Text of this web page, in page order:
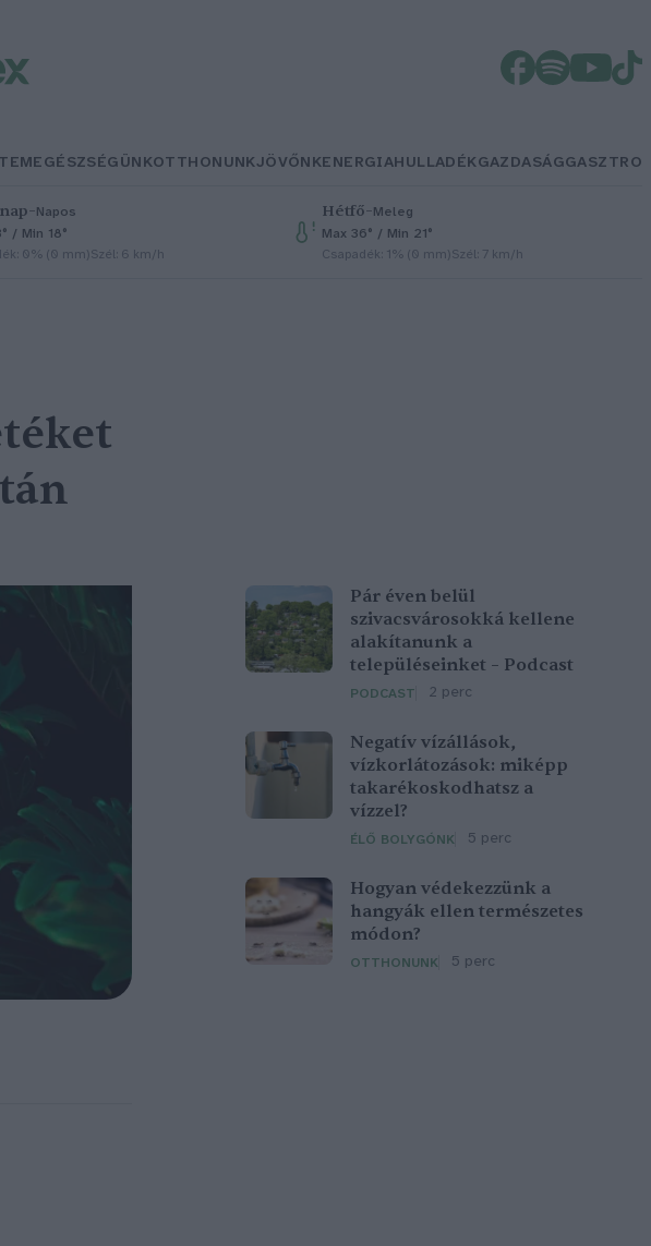
EGÉSZSÉGÜNKOTTHONUNKJÖVŐNKENERGIAHULLADÉKGAZDASÁGGASZTRO
–Napos
/ Min 18°
0% (0 mm)Szél: 6 km/h
Hétfő–Meleg
Max 36° / Min 21°
Csapadék: 1% (0 mm)Szél: 7 km/h
Pár éven belül
szivacsvárosokká kellene
alakítanunk a
településeinket – Podcast
PODCAST 2 perc
Negatív vízállások,
vízkorlátozások: miképp
takarékoskodhatsz a
vízzel?
ÉLŐ BOLYGÓNK 5 perc
Hogyan védekezzünk a
hangyák ellen természetes
módon?
OTTHONUNK 5 perc